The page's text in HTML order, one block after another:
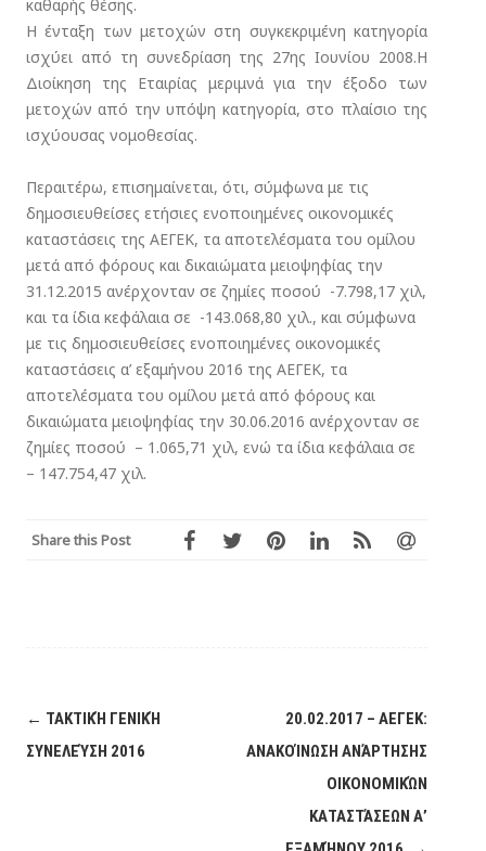
καθαρής θέσης.
Η ένταξη των μετοχών στη συγκεκριμένη κατηγορία
ισχύει από τη συνεδρίαση της 27ης Ιουνίου 2008.H
Διοίκηση της Εταιρίας μεριμνά για την έξοδο των
μετοχών από την υπόψη κατηγορία, στο πλαίσιο της
ισχύουσας νομοθεσίας.
Περαιτέρω, επισημαίνεται, ότι, σύμφωνα με τις
δημοσιευθείσες ετήσιες ενοποιημένες οικονομικές
καταστάσεις της ΑΕΓΕΚ, τα αποτελέσματα του ομίλου
μετά από φόρους και δικαιώματα μειοψηφίας την
31.12.2015 ανέρχονταν σε ζημίες ποσού -7.798,17 χιλ,
και τα ίδια κεφάλαια σε -143.068,80 χιλ., και σύμφωνα
με τις δημοσιευθείσες ενοποιημένες οικονομικές
καταστάσεις α’ εξαμήνου 2016 της ΑΕΓΕΚ, τα
αποτελέσματα του ομίλου μετά από φόρους και
δικαιώματα μειοψηφίας την 30.06.2016 ανέρχονταν σε
ζημίες ποσού – 1.065,71 χιλ, ενώ τα ίδια κεφάλαια σε
– 147.754,47 χιλ.
Share this Post
Post
navigation
← ΤΑΚΤΙΚΉ ΓΕΝΙΚΉ
ΣΥΝΕΛΕΎΣΗ 2016
20.02.2017 – ΑΕΓΕΚ:
ΑΝΑΚΟΊΝΩΣΗ ΑΝΆΡΤΗΣΗΣ
ΟΙΚΟΝΟΜΙΚΏΝ
ΚΑΤΑΣΤΆΣΕΩΝ Α’